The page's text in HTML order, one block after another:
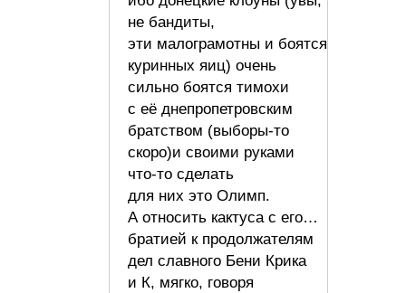
не бандиты,
эти малограмотны и боятся
куринных яиц) очень
сильно боятся тимохи
с её днепропетровским
братством (выборы-то
скоро)и своими руками
что-то сделать
для них это Олимп.
А относить кактуса с его…
братией к продолжателям
дел славного Бени Крика
и К, мягко, говоря